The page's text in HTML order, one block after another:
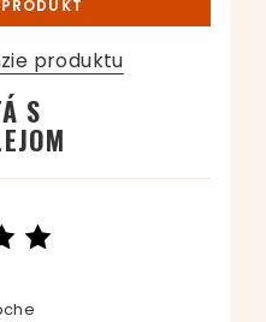
produktu
S